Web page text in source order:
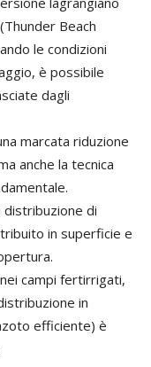
Beach
le condizioni
è possibile
dagli
marcata riduzione
anche la tecnica
di
in superficie e
campi fertirrigati,
in
efficiente) è